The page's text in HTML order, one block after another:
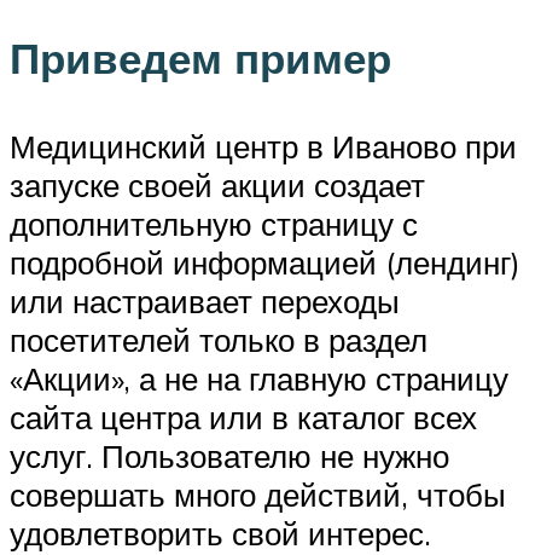
Приведем пример
Медицинский центр в Иваново при
запуске своей акции создает
дополнительную страницу с
подробной информацией (лендинг)
или настраивает переходы
посетителей только в раздел
«Акции», а не на главную страницу
сайта центра или в каталог всех
услуг. Пользователю не нужно
совершать много действий, чтобы
удовлетворить свой интерес.